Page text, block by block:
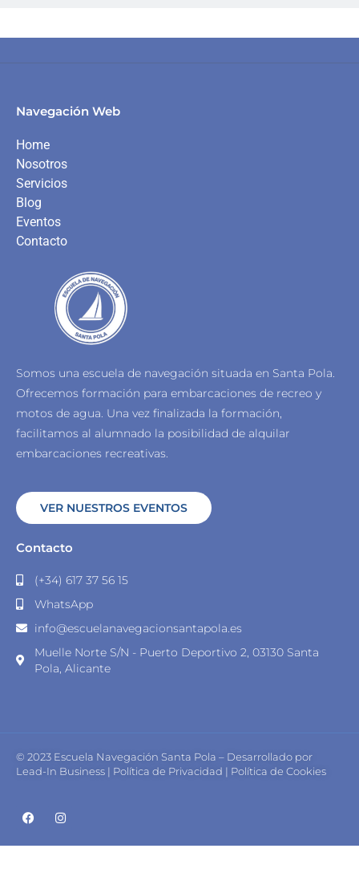
Navegación Web
Home
Nosotros
Servicios
Blog
Eventos
Contacto
Somos una escuela de navegación situada en Santa Pola.
Ofrecemos formación para embarcaciones de recreo y
motos de agua. Una vez finalizada la formación,
facilitamos al alumnado la posibilidad de alquilar
embarcaciones recreativas.
VER NUESTROS EVENTOS
Contacto
(+34) 617 37 56 15
WhatsApp
info@escuelanavegacionsantapola.es
Muelle Norte S/N - Puerto Deportivo 2, 03130 Santa
Pola, Alicante
© 2023 Escuela Navegación Santa Pola – Desarrollado por
Lead-In Business | Política de Privacidad | Política de Cookies